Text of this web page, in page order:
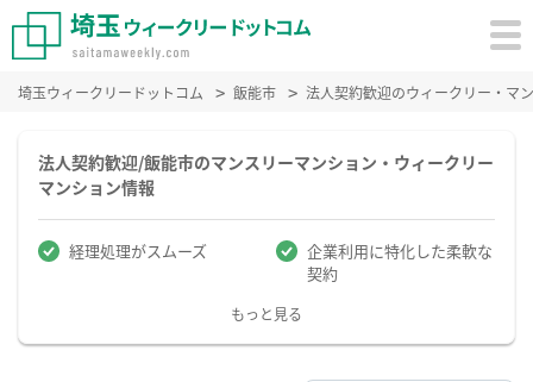
埼玉ウィークリードットコム 飯能市 法人契約歓迎のウィークリー・マ
法人契約歓迎/飯能市のマンスリーマンション・ウィークリー
マンション情報
経理処理がスムーズ
企業利用に特化した柔軟な
契約
もっと見る